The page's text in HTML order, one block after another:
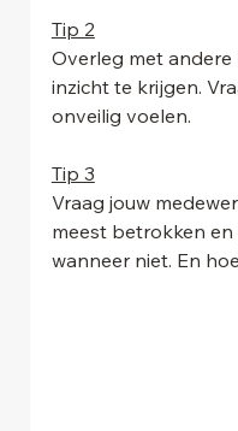
Tip 2
Overleg met andere
inzicht te krijgen.
onveilig voelen.
Tip 3
Vraag jouw
meest betrokken
wanneer niet. En